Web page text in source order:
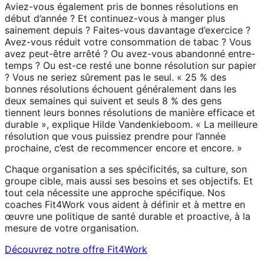
Aviez-vous également pris de bonnes résolutions en
début d’année ? Et continuez-vous à manger plus
sainement depuis ? Faites-vous davantage d’exercice ?
Avez-vous réduit votre consommation de tabac ? Vous
avez peut-être arrêté ? Ou avez-vous abandonné entre-
temps ? Ou est-ce resté une bonne résolution sur papier
? Vous ne seriez sûrement pas le seul. « 25 % des
bonnes résolutions échouent généralement dans les
deux semaines qui suivent et seuls 8 % des gens
tiennent leurs bonnes résolutions de manière efficace et
durable », explique Hilde Vandenkieboom. « La meilleure
résolution que vous puissiez prendre pour l’année
prochaine, c’est de recommencer encore et encore. »
Chaque organisation a ses spécificités, sa culture, son
groupe cible, mais aussi ses besoins et ses objectifs. Et
tout cela nécessite une approche spécifique. Nos
coaches Fit4Work vous aident à définir et à mettre en
œuvre une politique de santé durable et proactive, à la
mesure de votre organisation.
Découvrez notre offre Fit4Work